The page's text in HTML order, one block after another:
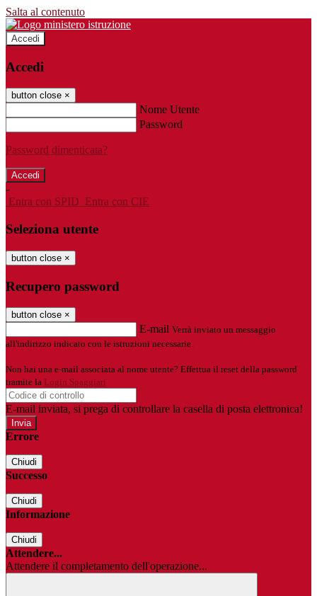
Salta al contenuto
Accedi
Accedi
button close ×
Nome Utente
Password
Password dimenticata?
-
Entra con SPID Entra con CIE
Seleziona utente
button close ×
Recupero password
button close ×
E-mail Verrà inviato un messaggio
all'indirizzo indicato con le istruzioni necessarie.
Non hai una e-mail associata al nome utente? Effettua il reset della password
tramite la Login Spaggiari
E-mail inviata, si prega di controllare la casella di posta elettronica!
Errore
Chiudi
Successo
Chiudi
Informazione
Chiudi
Attendere...
Attendere il completamento dell'operazione...